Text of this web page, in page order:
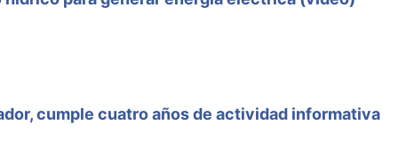
cumple cuatro años de actividad informativa